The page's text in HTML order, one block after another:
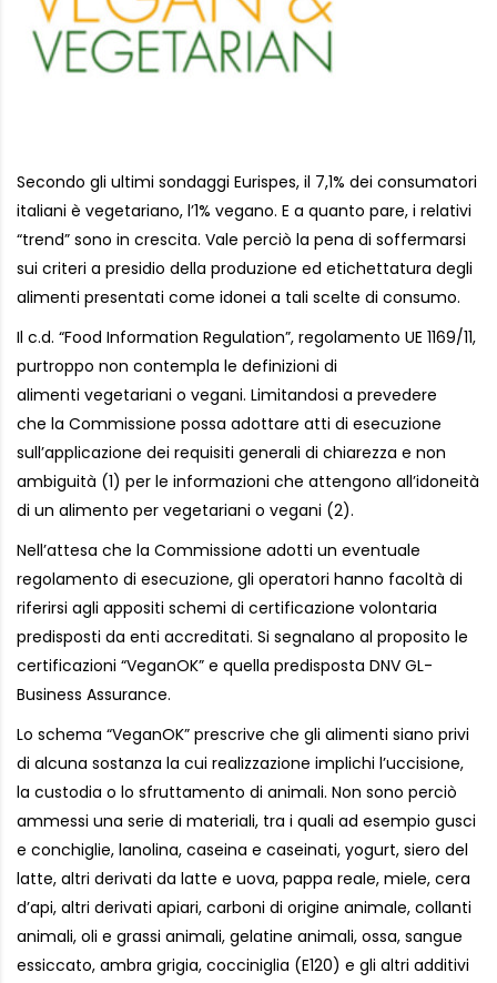
Secondo gli ultimi sondaggi Eurispes, il 7,1% dei consumatori
italiani è vegetariano, l’1% vegano. E a quanto pare, i relativi
“trend” sono in crescita. Vale perciò la pena di soffermarsi
sui criteri a presidio della produzione ed etichettatura degli
alimenti presentati come idonei a tali scelte di consumo.
Il c.d. “Food Information Regulation”, regolamento UE 1169/11,
purtroppo non contempla le definizioni di
alimenti vegetariani o vegani. Limitandosi a prevedere
che la Commissione possa adottare atti di esecuzione
sull’applicazione dei requisiti generali di chiarezza e non
ambiguità (1) per le informazioni che attengono all’idoneità
di un alimento per vegetariani o vegani (2).
Nell’attesa che la Commissione adotti un eventuale
regolamento di esecuzione, gli operatori hanno facoltà di
riferirsi agli appositi schemi di certificazione volontaria
predisposti da enti accreditati. Si segnalano al proposito le
certificazioni “VeganOK” e quella predisposta DNV GL-
Business Assurance.
Lo schema “VeganOK” prescrive che gli alimenti siano privi
di alcuna sostanza la cui realizzazione implichi l’uccisione,
la custodia o lo sfruttamento di animali. Non sono perciò
ammessi una serie di materiali, tra i quali ad esempio gusci
e conchiglie, lanolina, caseina e caseinati, yogurt, siero del
latte, altri derivati da latte e uova, pappa reale, miele, cera
d’api, altri derivati apiari, carboni di origine animale, collanti
animali, oli e grassi animali, gelatine animali, ossa, sangue
essiccato, ambra grigia, cocciniglia (E120) e gli altri additivi